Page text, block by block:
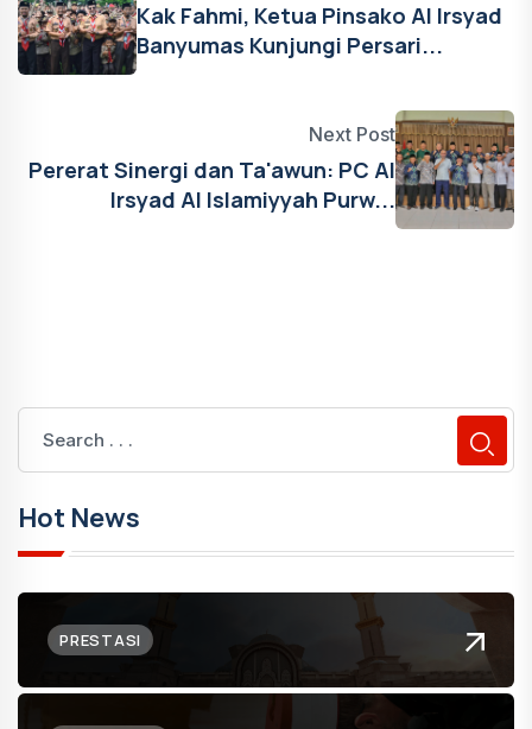
Kak Fahmi, Ketua Pinsako Al Irsyad
Banyumas Kunjungi Persari...
Next Post
Pererat Sinergi dan Ta'awun: PC Al
Irsyad Al Islamiyyah Purw...
Hot News
PRESTASI